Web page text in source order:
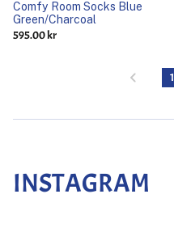
Comfy Room Socks Blue
Green/Charcoal
595.00 kr
1
INSTAGRAM